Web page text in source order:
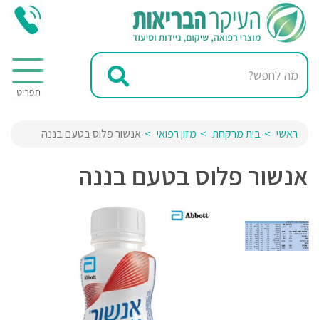
ראשי בית מרקחת מזון רפואי אנשור פלוס בטעם בננה
אנשור פלוס בטעם בננה